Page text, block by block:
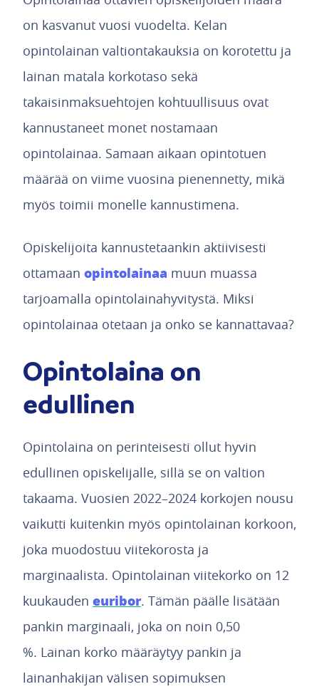
on kasvanut vuosi vuodelta. Kelan
opintolainan valtiontakauksia on korotettu ja
lainan matala korkotaso sekä
takaisinmaksuehtojen kohtuullisuus ovat
kannustaneet monet nostamaan
opintolainaa. Samaan aikaan opintotuen
määrää on viime vuosina pienennetty, mikä
myös toimii monelle kannustimena.
Opiskelijoita kannustetaankin aktiivisesti
ottamaan opintolainaa muun muassa
tarjoamalla opintolainahyvitystä. Miksi
opintolainaa otetaan ja onko se kannattavaa?
Opintolaina on
edullinen
Opintolaina on perinteisesti ollut hyvin
edullinen opiskelijalle, sillä se on valtion
takaama. Vuosien 2022–2024 korkojen nousu
vaikutti kuitenkin myös opintolainan korkoon,
joka muodostuu viitekorosta ja
marginaalista. Opintolainan viitekorko on 12
kuukauden euribor. Tämän päälle lisätään
pankin marginaali, joka on noin 0,50
%. Lainan korko määräytyy pankin ja
lainanhakijan välisen sopimuksen